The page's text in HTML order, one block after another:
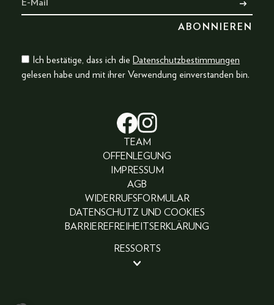
Ich bestätige, dass ich die Datenschutzbestimmungen
gelesen habe und mit ihrer Verwendung einverstanden bin.
TEAM
OFFENLEGUNG
IMPRESSUM
AGB
WIDERRUFSFORMULAR
DATENSCHUTZ UND COOKIES
BARRIEREFREIHEITSERKLÄRUNG
RESSORTS